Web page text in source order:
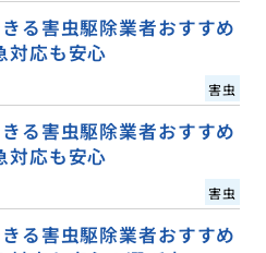
る害虫駆除業者おすすめ
対応も安心
害虫
る害虫駆除業者おすすめ
対応も安心
害虫
る害虫駆除業者おすすめ